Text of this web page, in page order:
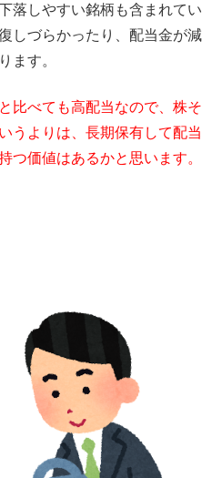
落しやすい銘柄も含まれてい
しづらかったり、配当金が減
ます。
比べても高配当なので、株そ
うよりは、長期保有して配当
つ価値はあるかと思います。